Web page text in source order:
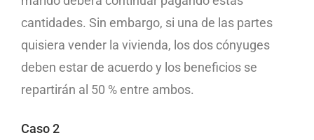
cantidades. Sin embargo, si una de las partes
quisiera vender la vivienda, los dos cónyuges
deben estar de acuerdo y los beneficios se
repartirán al 50 % entre ambos.
Caso 2